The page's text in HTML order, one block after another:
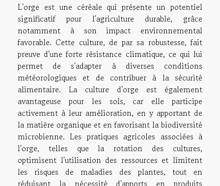
L'orge est une céréale qui présente un potentiel
significatif pour l'agriculture durable, grâce
notamment à son impact environnemental
favorable. Cette culture, de par sa robustesse, fait
preuve d'une forte résistance climatique, ce qui lui
permet de s'adapter à diverses conditions
météorologiques et de contribuer à la sécurité
alimentaire. La culture d'orge est également
avantageuse pour les sols, car elle participe
activement à leur amélioration, en y apportant de
la matière organique et en favorisant la biodiversité
microbienne. Les pratiques agricoles associées à
l'orge, telles que la rotation des cultures,
optimisent l'utilisation des ressources et limitent
les risques de maladies des plantes, tout en
réduisant la nécessité d'apports en produits